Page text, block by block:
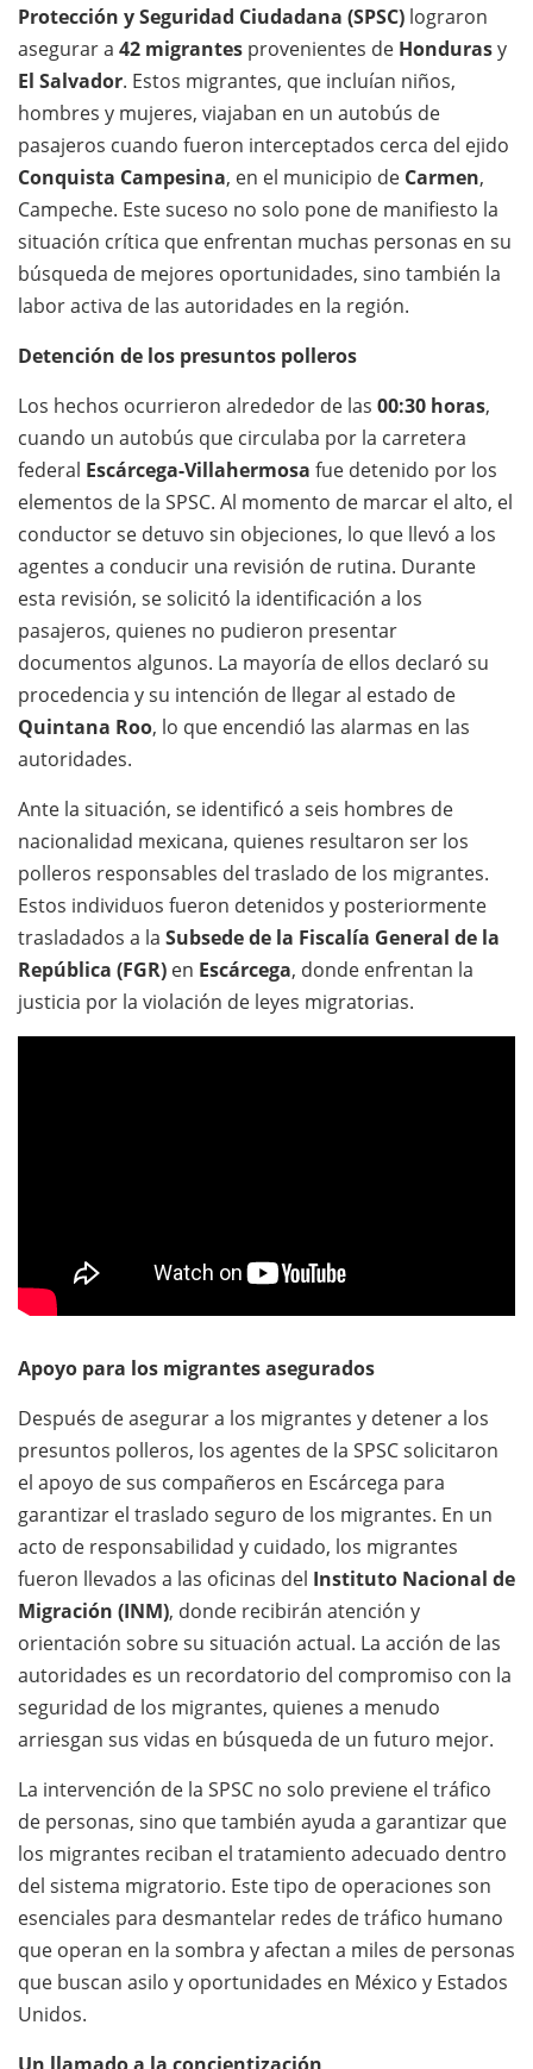
Protección y Seguridad Ciudadana (SPSC) lograron
asegurar a 42 migrantes provenientes de Hondurasy
El Salvador. Estos migrantes, que incluían niños,
hombres y mujeres, viajaban en un autobús de
pasajeros cuando fueron interceptados cerca del ejido
Conquista Campesina, en el municipio de Carmen,
Campeche. Este suceso no solo pone de manifiesto la
situación crítica que enfrentan muchas personas en su
búsqueda de mejores oportunidades, sino también la
labor activa de las autoridades en la región.
Detención de los presuntos polleros
Los hechos ocurrieron alrededor de las 00:30 horas,
cuando un autobús que circulaba por la carretera
federal Escárcega-Villahermosa fue detenido por los
elementos de la SPSC. Al momento de marcar el alto, el
conductor se detuvo sin objeciones, lo que llevó a los
agentes a conducir una revisión de rutina. Durante
esta revisión, se solicitó la identificación a los
pasajeros, quienes no pudieron presentar
documentos algunos. La mayoría de ellos declaró su
procedencia y su intención de llegar al estado de
Quintana Roo, lo que encendió las alarmas en las
autoridades.
Ante la situación, se identificó a seis hombres de
nacionalidad mexicana, quienes resultaron ser los
polleros responsables del traslado de los migrantes.
Estos individuos fueron detenidos y posteriormente
trasladados a la Subsede de la Fiscalía General de la
República (FGR) en Escárcega, donde enfrentan la
justicia por la violación de leyes migratorias.
Apoyo para los migrantes asegurados
Después de asegurar a los migrantes y detener a los
presuntos polleros, los agentes de la SPSC solicitaron
el apoyo de sus compañeros en Escárcega para
garantizar el traslado seguro de los migrantes. En un
acto de responsabilidad y cuidado, los migrantes
fueron llevados a las oficinas del Instituto Nacional de
Migración (INM), donde recibirán atención y
orientación sobre su situación actual. La acción de las
autoridades es un recordatorio del compromiso con la
seguridad de los migrantes, quienes a menudo
arriesgan sus vidas en búsqueda de un futuro mejor.
La intervención de la SPSC no solo previene el tráfico
de personas, sino que también ayuda a garantizar que
los migrantes reciban el tratamiento adecuado dentro
del sistema migratorio. Este tipo de operaciones son
esenciales para desmantelar redes de tráfico humano
que operan en la sombra y afectan a miles de personas
que buscan asilo y oportunidades en México y Estados
Unidos.